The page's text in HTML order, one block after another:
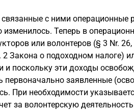
с ними операционные
Теперь в
или волонтеров (§ 3 Nr.
2 Закона о подоходном налоге)
и поскольку эти доходы
первоначально заявленные
При необходимости
за волонтерскую